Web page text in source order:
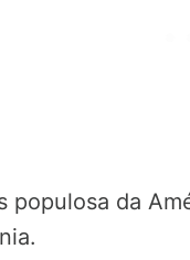
populosa da